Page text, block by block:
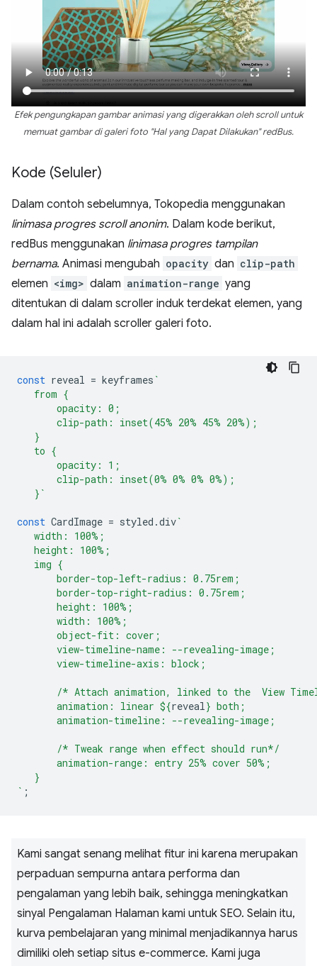
Efek pengungkapan gambar animasi yang digerakkan oleh scroll untuk
memuat gambar di galeri foto "Hal yang Dapat Dilakukan" redBus.
Kode (Seluler)
Dalam contoh sebelumnya, Tokopedia menggunakan
linimasa progres scroll anonim. Dalam kode berikut,
redBus menggunakan linimasa progres tampilan
bernama. Animasi mengubah opacity dan clip-path
elemen <img> dalam animation-range yang
ditentukan di dalam scroller induk terdekat elemen, yang
dalam hal ini adalah scroller galeri foto.
const reveal = keyframes `
   from {
       opacity: 0;
       clip-path: inset(45% 20% 45% 20%);
   }
   to {
       opacity: 1;
       clip-path: inset(0% 0% 0% 0%);
   }`
const CardImage = styled .div`
   width: 100%;
   height: 100%;
   img {
       border-top-left-radius: 0.75rem;
       border-top-right-radius: 0.75rem;
       height: 100%;
       width: 100%;
       object-fit: cover;
       view-timeline-name: --revealing-image;
       view-timeline-axis: block;
/* Attach animation, linked to the  View
       animation: linear
${reveal} both;
       animation-timeline: --revealing-image;
       /* Tweak range when effect should run*/
       animation-range: entry 25% cover 50%;
   }
` ;
Kami sangat senang melihat fitur ini karena merupakan
perpaduan sempurna antara performa dan
pengalaman yang lebih baik, sehingga meningkatkan
sinyal Pengalaman Halaman kami untuk SEO. Selain itu,
kurva pembelajaran yang minimal menjadikannya harus
dimiliki oleh setiap situs e-commerce. Kami juga